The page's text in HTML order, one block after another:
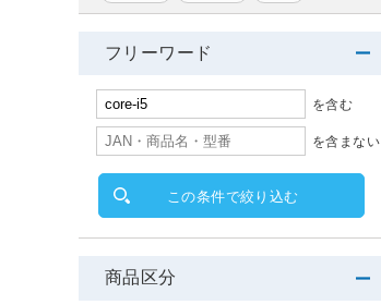
フリーワード
を含む
を含まない
この条件で絞り込む
商品区分